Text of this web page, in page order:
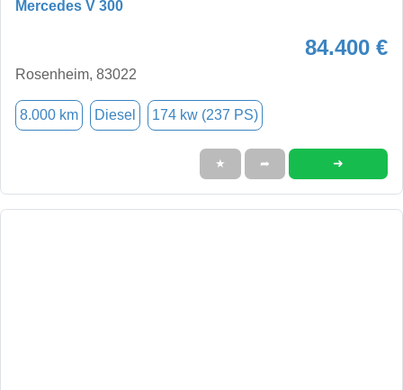
Mercedes V 300
84.400 €
Rosenheim, 83022
8.000 km Diesel 174 kw (237 PS)
★ ➦ ➜